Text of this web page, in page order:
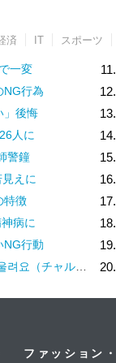
済 IT スポーツ
一変
NG行為
」後悔
人に
警鐘
えに
特徴
病に
NG行動
）」の意味は？褒め言葉です♡
11.
12.
13.
14.
15.
16.
17.
18.
19.
20.
ファッション